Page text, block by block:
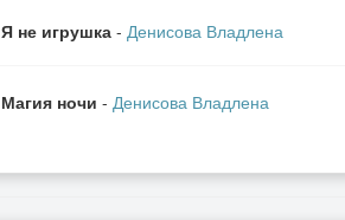
Но влечет интрига,
Нет по фазе сдвига,
Я не игрушка - Денисова Владлена
Магия ночи - Денисова Владлена